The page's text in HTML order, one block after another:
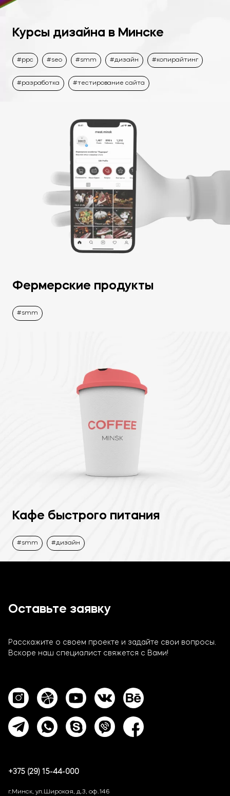
Курсы дизайна в Минске
ppc seo smm дизайн копирайтинг
разработка тестирование сайта
Фермерские продукты
smm
Кафе быстрого питания
smm дизайн
Оставьте заявку
Расскажите о своем проекте и задайте свои вопросы.
Вскоре наш специалист свяжется с Вами!
+375 (29) 15-44-000
г.Минск, ул.Широкая, д.3, оф.146